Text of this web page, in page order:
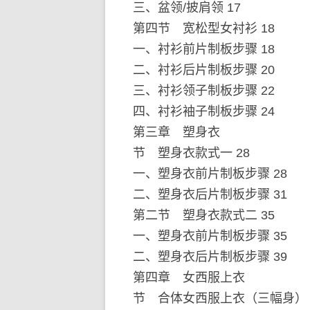
三、盆领/披肩领 17
第四节 宽松型女衬衫 18
一、衬衫前片制板步骤 18
二、衬衫后片制板步骤 20
三、衬衫领子制板步骤 22
四、衬衫袖子制板步骤 24
第三章 塑身衣
节 塑身衣款式一 28
一、塑身衣前片制板步骤 28
二、塑身衣后片制板步骤 31
第二节 塑身衣款式二 35
一、塑身衣前片制板步骤 35
二、塑身衣后片制板步骤 39
第四章 女西服上衣
节 合体女西服上衣（三幅身）